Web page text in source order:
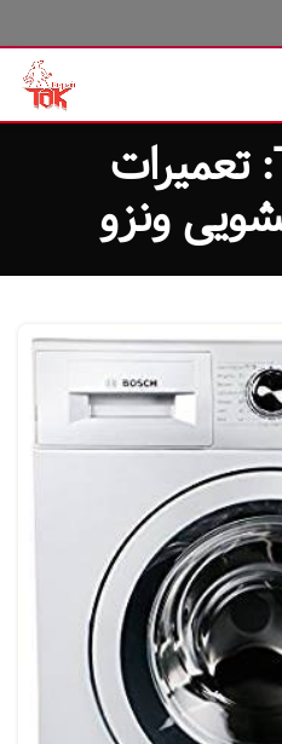
Tag Archives: تعمیرات
ونزو